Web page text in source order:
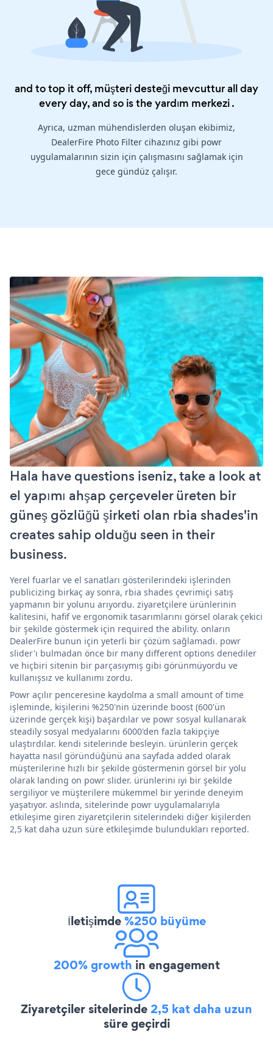
and to top it off, müşteri desteği mevcuttur all day
every day, and so is theyardım merkezi.
Ayrıca, uzman mühendislerden oluşan ekibimiz,
DealerFire Photo Filter cihazınız gibi powr
uygulamalarının sizin için çalışmasını sağlamak için
gece gündüz çalışır.
Hala have questions iseniz, take a look at
el yapımı ahşap çerçeveler üreten bir
güneş gözlüğü şirketi olan rbia shades'in
creates sahip olduğu seen in their
business.
Yerel fuarlar ve el sanatları gösterilerindeki işlerinden
publicizing birkaç ay sonra, rbia shades çevrimiçi satış
yapmanın bir yolunu arıyordu. ziyaretçilere ürünlerinin
kalitesini, hafif ve ergonomik tasarımlarını görsel olarak çekici
bir şekilde göstermek için required the ability. onların
DealerFire bunun için yeterli bir çözüm sağlamadı. powr
slider'ı bulmadan önce bir many different options denediler
ve hiçbiri sitenin bir parçasıymış gibi görünmüyordu ve
kullanışsız ve kullanımı zordu.
Powr açılır penceresine kaydolma a small amount of time
işleminde, kişilerini %250'nin üzerinde boost (600'ün
üzerinde gerçek kişi) başardılar ve powr sosyal kullanarak
steadily sosyal medyalarını 6000'den fazla takipçiye
ulaştırdılar. kendi sitelerinde besleyin. ürünlerin gerçek
hayatta nasıl göründüğünü ana sayfada added olarak
müşterilerine hızlı bir şekilde göstermenin görsel bir yolu
olarak landing on powr slider. ürünlerini iyi bir şekilde
sergiliyor ve müşterilere mükemmel bir yerinde deneyim
yaşatıyor. aslında, sitelerinde powr uygulamalarıyla
etkileşime giren ziyaretçilerin sitelerindeki diğer kişilerden
2,5 kat daha uzun süre etkileşimde bulundukları reported.
İletişimde%250 büyüme
200% growth in engagement
Ziyaretçiler sitelerinde2,5 kat daha uzun
süre geçirdi